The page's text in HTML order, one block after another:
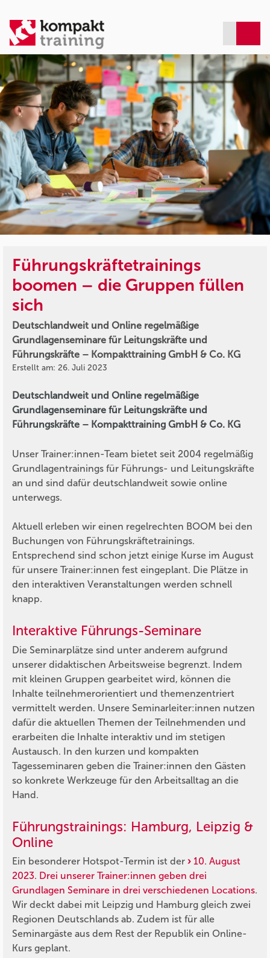
Führungskräftetrainings
boomen – die Gruppen füllen
sich
Deutschlandweit und Online regelmäßige
Grundlagenseminare für Leitungskräfte und
Führungskräfte – Kompakttraining GmbH & Co. KG
Erstellt am: 26. Juli 2023
Deutschlandweit und Online regelmäßige
Grundlagenseminare für Leitungskräfte und
Führungskräfte – Kompakttraining GmbH & Co. KG
Unser Trainer:innen-Team bietet seit 2004 regelmäßig
Grundlagentrainings für Führungs- und Leitungskräfte
an und sind dafür deutschlandweit sowie online
unterwegs.
Aktuell erleben wir einen regelrechten BOOM bei den
Buchungen von Führungskräftetrainings.
Entsprechend sind schon jetzt einige Kurse im August
für unsere Trainer:innen fest eingeplant. Die Plätze in
den interaktiven Veranstaltungen werden schnell
knapp.
Interaktive Führungs-Seminare
Die Seminarplätze sind unter anderem aufgrund
unserer didaktischen Arbeitsweise begrenzt. Indem
mit kleinen Gruppen gearbeitet wird, können die
Inhalte teilnehmerorientiert und themenzentriert
vermittelt werden. Unsere Seminarleiter:innen nutzen
dafür die aktuellen Themen der Teilnehmenden und
erarbeiten die Inhalte interaktiv und im stetigen
Austausch. In den kurzen und kompakten
Tagesseminaren geben die Trainer:innen den Gästen
so konkrete Werkzeuge für den Arbeitsalltag an die
Hand.
Führungstrainings: Hamburg, Leipzig &
Online
Ein besonderer Hotspot-Termin ist der
10. August
2023. Drei unserer Trainer:innen geben drei
Grundlagen Seminare in drei verschiedenen Locations.
Wir deckt dabei mit Leipzig und Hamburg gleich zwei
Regionen Deutschlands ab. Zudem ist für alle
Seminargäste aus dem Rest der Republik ein Online-
Kurs geplant.